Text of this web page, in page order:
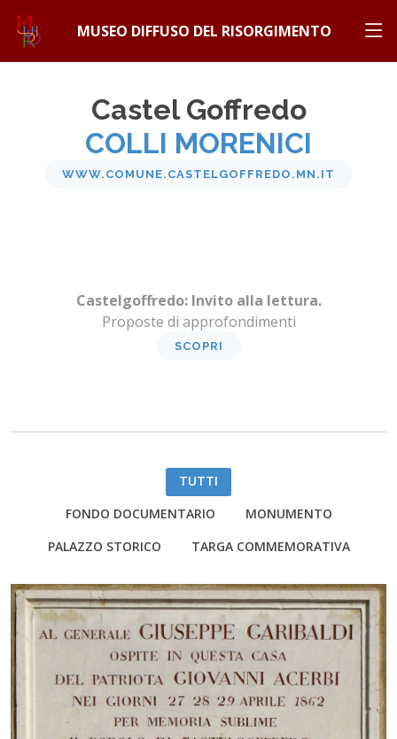
MUSEO DIFFUSO DEL RISORGIMENTO
Castel Goffredo
COLLI MORENICI
WWW.COMUNE.CASTELGOFFREDO.MN.IT
Castelgoffredo: Invito alla lettura.
Proposte di approfondimenti
SCOPRI
TUTTI
FONDO DOCUMENTARIO
MONUMENTO
PALAZZO STORICO
TARGA COMMEMORATIVA